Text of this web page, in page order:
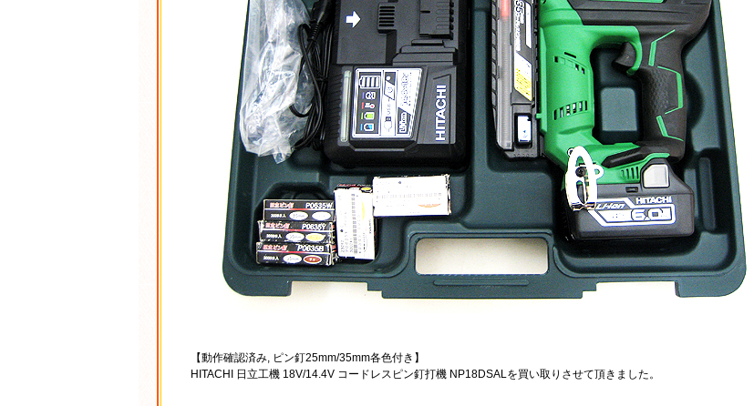
【動作確認済み, ピン釘25mm/35mm各色付き】
HITACHI 日立工機 18V/14.4V コードレスピン釘打機 NP18DSALを買い取りさせて頂きました。